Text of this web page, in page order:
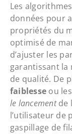
Les
données pour
propriétés du
optimisé de
d’ajuster les
garantissant la
de qualité. De
faiblesse ou
le lancementde
l’utilisateur de
gaspillage de